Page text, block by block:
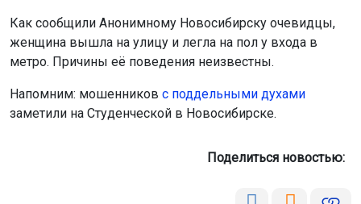
Как сообщили Анонимному Новосибирску очевидцы,
женщина вышла на улицу и легла на пол у входа в
метро. Причины её поведения неизвестны.
Напомним: мошенников с поддельными духами
заметили на Студенческой в Новосибирске.
Поделиться новостью: